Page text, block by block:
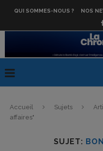
QUI SOMMES-NOUS ? NOS
Accueil Sujets
affaires"
SUJET: